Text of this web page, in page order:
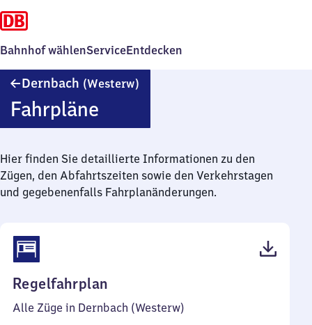
Bahnhof wählenServiceEntdecken
Dernbach (Westerw)
Fahrpläne
Hier finden Sie detaillierte Informationen zu den
Zügen, den Abfahrtszeiten sowie den Verkehrstagen
und gegebenenfalls Fahrplanänderungen.
Regelfahrplan
38
Alle Züge in Dernbach (Westerw)